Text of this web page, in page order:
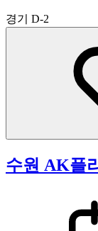
경기 D-2
수원 AK플